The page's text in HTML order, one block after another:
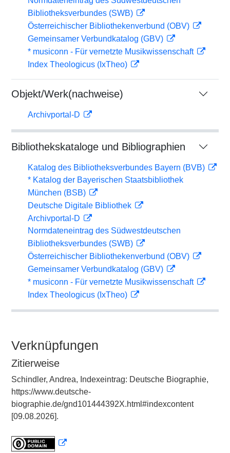
Bibliotheksverbundes (SWB)
Österreichischer Bibliothekenverbund (OBV)
Gemeinsamer Verbundkatalog (GBV)
* musiconn - Für vernetzte Musikwissenschaft
Index Theologicus (IxTheo)
Objekt/Werk(nachweise)
Archivportal-D
Bibliothekskataloge und Bibliographien
Katalog des Bibliotheksverbundes Bayern (BVB)
* Katalog der Bayerischen Staatsbibliothek
München (BSB)
Deutsche Digitale Bibliothek
Archivportal-D
Normdateneintrag des Südwestdeutschen
Bibliotheksverbundes (SWB)
Österreichischer Bibliothekenverbund (OBV)
Gemeinsamer Verbundkatalog (GBV)
* musiconn - Für vernetzte Musikwissenschaft
Index Theologicus (IxTheo)
Verknüpfungen
Zitierweise
Schindler, Andrea, Indexeintrag: Deutsche Biographie,
https://www.deutsche-
biographie.de/gnd101444392X.html#indexcontent
[09.08.2026].